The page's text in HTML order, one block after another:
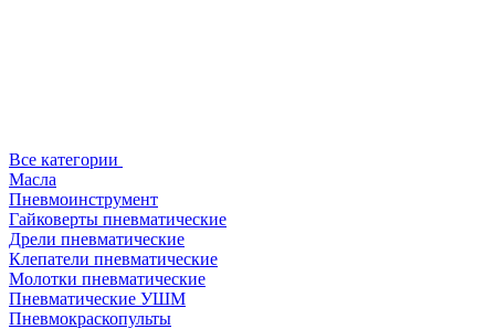
Все категории
Масла
Пневмоинструмент
Гайковерты пневматические
Дрели пневматические
Клепатели пневматические
Молотки пневматические
Пневматические УШМ
Пневмокраскопульты